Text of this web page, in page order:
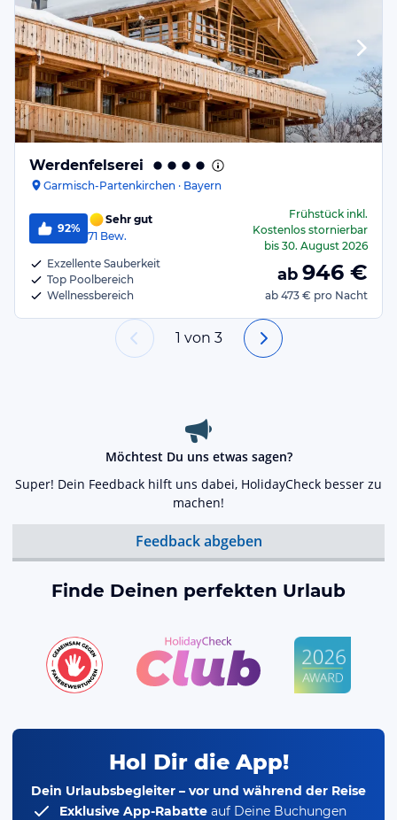
Werdenfelserei
Garmisch-Partenkirchen · Bayern
92%
Sehr gut
71 Bew.
Exzellente Sauberkeit
Top Poolbereich
Wellnessbereich
Frühstückinkl.
Kostenlos stornierbar
bis 30. August 2026
ab 946 €
ab 473 € pro Nacht
1 von 3
Möchtest Du uns etwas sagen?
Super! Dein Feedback hilft uns dabei, HolidayCheck besser zu
machen!
Feedback abgeben
Finde Deinen perfekten Urlaub
Hol Dir die App!
Dein Urlaubsbegleiter – vor und während der Reise
Exklusive App-Rabatte auf Deine Buchungen